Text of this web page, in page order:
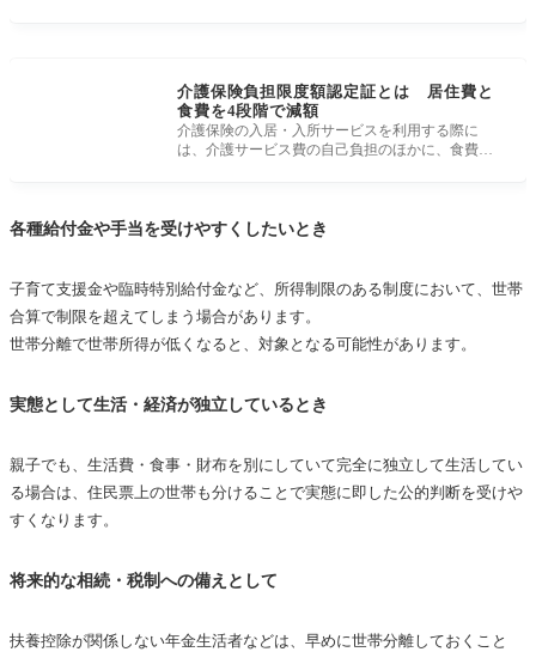
介護保険負担限度額認定証とは 居住費と
食費を4段階で減額
介護保険の入居・入所サービスを利用する際に
は、介護サービス費の自己負担のほかに、食費・
各種給付金や手当を受けやすくしたいとき
子育て支援金や臨時特別給付金など、所得制限のある制度において、世帯
合算で制限を超えてしまう場合があります。
世帯分離で世帯所得が低くなると、対象となる可能性があります。
実態として生活・経済が独立しているとき
親子でも、生活費・食事・財布を別にしていて完全に独立して生活してい
る場合は、住民票上の世帯も分けることで実態に即した公的判断を受けや
すくなります。
将来的な相続・税制への備えとして
扶養控除が関係しない年金生活者などは、早めに世帯分離しておくこと